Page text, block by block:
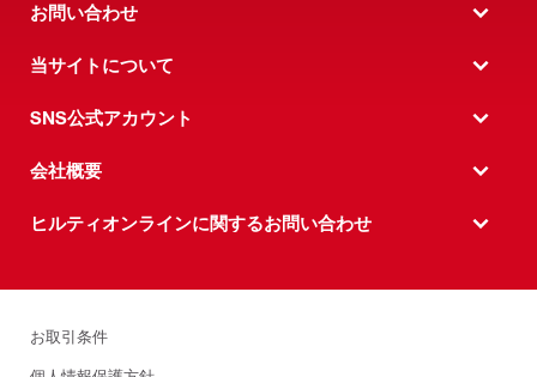
お問い合わせ
当サイトについて
SNS公式アカウント
会社概要
ヒルティオンラインに関するお問い合わせ
お取引条件